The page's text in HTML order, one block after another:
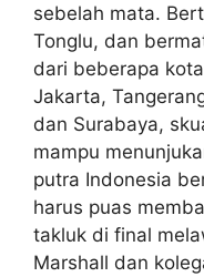
sebelah mata.
Tonglu, dan
dari beberapa
Jakarta,
dan Surabaya,
mampu
putra Indonesia
harus puas
takluk di final
Marshall dan